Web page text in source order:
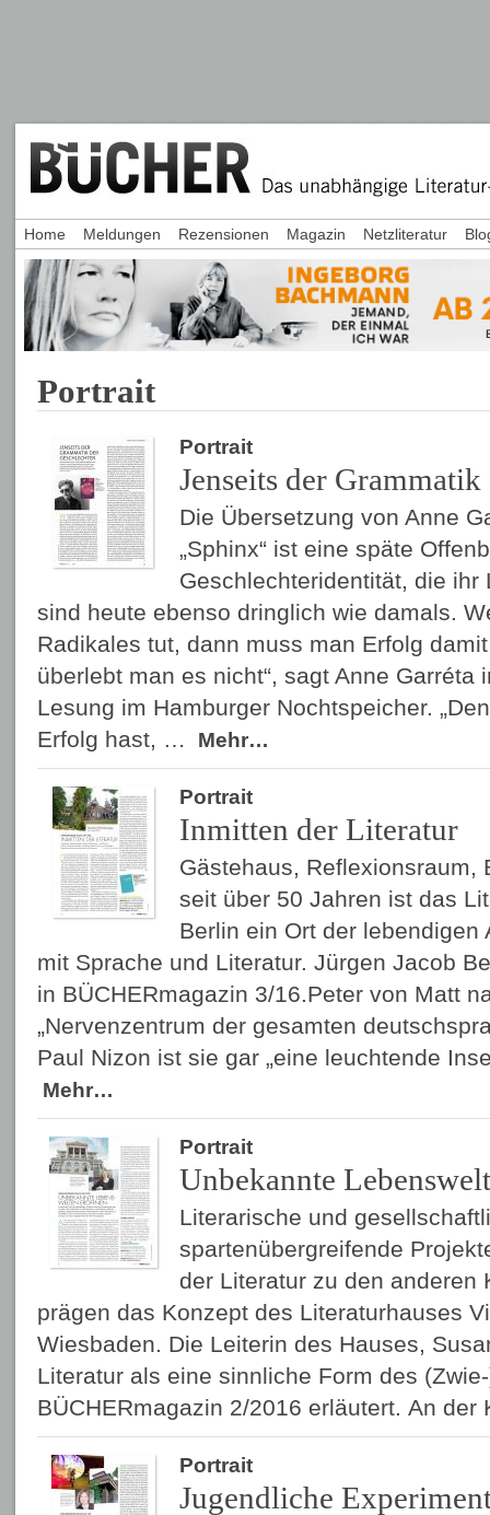
Portrait
Portrait
Jenseits der
Die Übersetzung von Anne
„Sphinx“ ist eine späte
Geschlechteridentität, die ihr
sind heute ebenso dringlich wie damals.
Radikales tut, dann muss man Erfolg
überlebt man es nicht“, sagt Anne Garréta
Lesung im Hamburger Nochtspeicher.
Erfolg hast, …
Mehr…
Portrait
Inmitten der Literatur
Gästehaus, Reflexionsraum,
seit über 50 Jahren ist das
Berlin ein Ort der lebendigen
mit Sprache und Literatur. Jürgen Jacob
in BÜCHERmagazin 3/16.Peter von Matt
„Nervenzentrum der gesamten
Paul Nizon ist sie gar „eine leuchtende
Mehr…
Portrait
Unbekannte
Literarische und
sparten­übergreifende
der Literatur zu den anderen
prägen das Konzept des Literaturhauses
Wiesbaden. Die Leiterin des Hauses,
Literatur als eine sinnliche Form des
BÜCHERmagazin 2/2016 erläutert. An
Portrait
Jugendliche
Home Meldungen Rezensionen Magazin Netzliteratur